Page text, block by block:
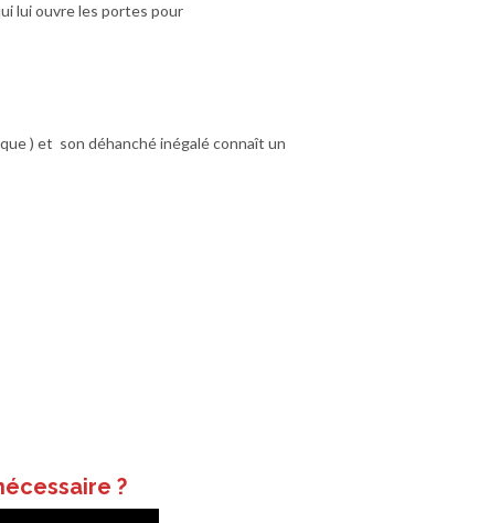
lui ouvre les portes pour
) et son déhanché inégalé connaît un
?